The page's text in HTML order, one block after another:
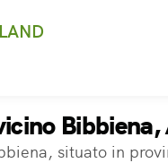
Bibbiena,
situato in